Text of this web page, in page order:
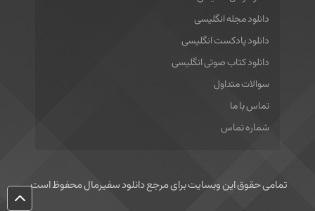
دانلود مجله انگلیسی
دانلود پادکست انگلیسی
دانلود کتاب صوتی انگلیسی
سوالات متداول
تماس با ما
شماره تماس
تمامی حقوق این وبسایت برای مرجع دانلود سفیرمال محفوظ است.